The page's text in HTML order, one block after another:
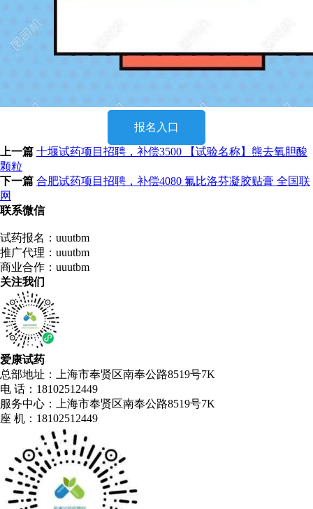
报名入口
上一篇 十堰试药项目招聘，补偿3500 【试验名称】熊去氧胆酸
颗粒
下一篇 合肥试药项目招聘，补偿4080 氟比洛芬凝胶贴膏 全国联
网
联系微信
试药报名：uuutbm
推广代理：uuutbm
商业合作：uuutbm
关注我们
爱康试药
总部地址：上海市奉贤区南奉公路8519号7K
电 话：18102512449
服务中心：上海市奉贤区南奉公路8519号7K
座 机：18102512449